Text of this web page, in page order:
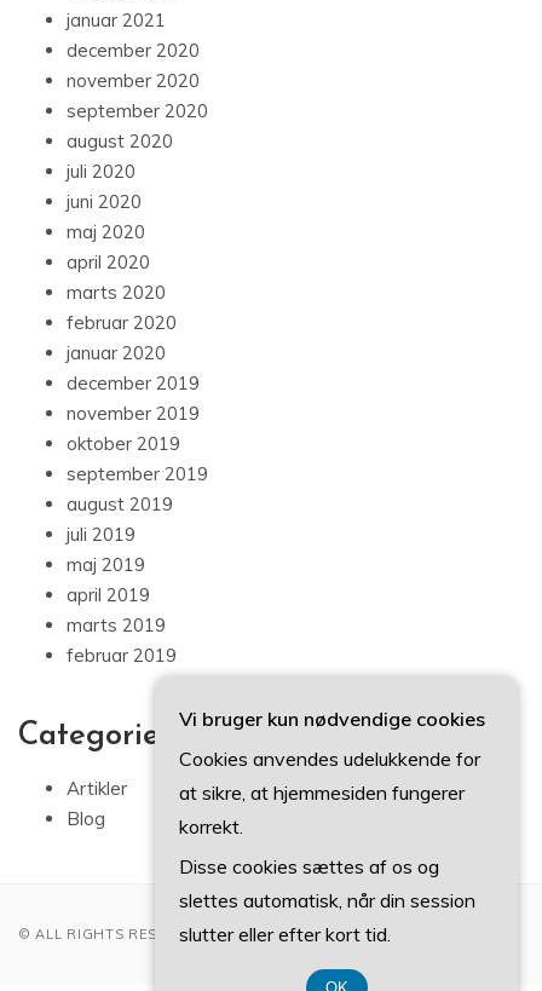
januar 2021
december 2020
november 2020
september 2020
august 2020
juli 2020
juni 2020
maj 2020
april 2020
marts 2020
februar 2020
januar 2020
december 2019
november 2019
oktober 2019
september 2019
august 2019
juli 2019
maj 2019
april 2019
marts 2019
februar 2019
Categories
Artikler
Blog
© ALL RIGHTS RESERVED 2022
Vi bruger kun nødvendige cookies
Cookies anvendes udelukkende for
at sikre, at hjemmesiden fungerer
korrekt.
Disse cookies sættes af os og
slettes automatisk, når din session
slutter eller efter kort tid.